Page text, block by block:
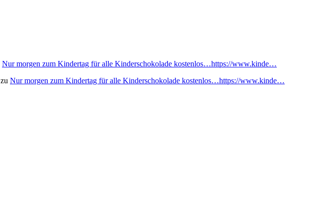
Nur morgen zum Kindertag für alle Kinderschokolade kostenlos…https://www.kinde…
zu Nur morgen zum Kindertag für alle Kinderschokolade kostenlos…https://www.kinde…